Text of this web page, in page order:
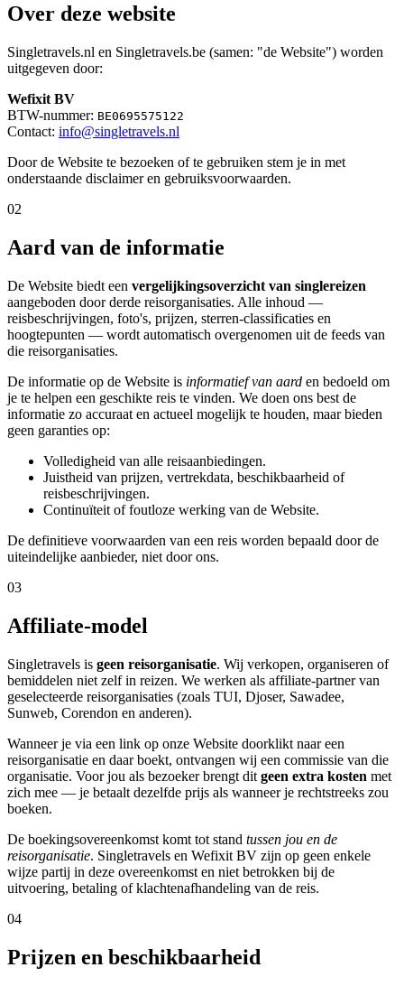
Over deze website
Singletravels.nl en Singletravels.be (samen: "de Website") worden
uitgegeven door:
Wefixit BV
BTW-nummer: BE0695575122
Contact: info@singletravels.nl
Door de Website te bezoeken of te gebruiken stem je in met
onderstaande disclaimer en gebruiksvoorwaarden.
02
Aard van de informatie
De Website biedt een vergelijkingsoverzicht van singlereizen
aangeboden door derde reisorganisaties. Alle inhoud —
reisbeschrijvingen, foto's, prijzen, sterren-classificaties en
hoogtepunten — wordt automatisch overgenomen uit de feeds van
die reisorganisaties.
De informatie op de Website is informatief van aard en bedoeld om
je te helpen een geschikte reis te vinden. We doen ons best de
informatie zo accuraat en actueel mogelijk te houden, maar bieden
geen garanties op:
Volledigheid van alle reisaanbiedingen.
Juistheid van prijzen, vertrekdata, beschikbaarheid of
reisbeschrijvingen.
Continuïteit of foutloze werking van de Website.
De definitieve voorwaarden van een reis worden bepaald door de
uiteindelijke aanbieder, niet door ons.
03
Affiliate-model
Singletravels is geen reisorganisatie. Wij verkopen, organiseren of
bemiddelen niet zelf in reizen. We werken als affiliate-partner van
geselecteerde reisorganisaties (zoals TUI, Djoser, Sawadee,
Sunweb, Corendon en anderen).
Wanneer je via een link op onze Website doorklikt naar een
reisorganisatie en daar boekt, ontvangen wij een commissie van die
organisatie. Voor jou als bezoeker brengt dit geen extra kosten met
zich mee — je betaalt dezelfde prijs als wanneer je rechtstreeks zou
boeken.
De boekingsovereenkomst komt tot stand tussen jou en de
reisorganisatie. Singletravels en Wefixit BV zijn op geen enkele
wijze partij in deze overeenkomst en niet betrokken bij de
uitvoering, betaling of klachtenafhandeling van de reis.
04
Prijzen en beschikbaarheid